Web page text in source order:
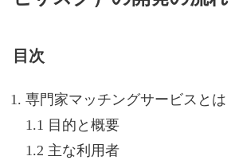
目次
専門家マッチングサービスとは
1.1 目的と概要
1.2 主な利用者